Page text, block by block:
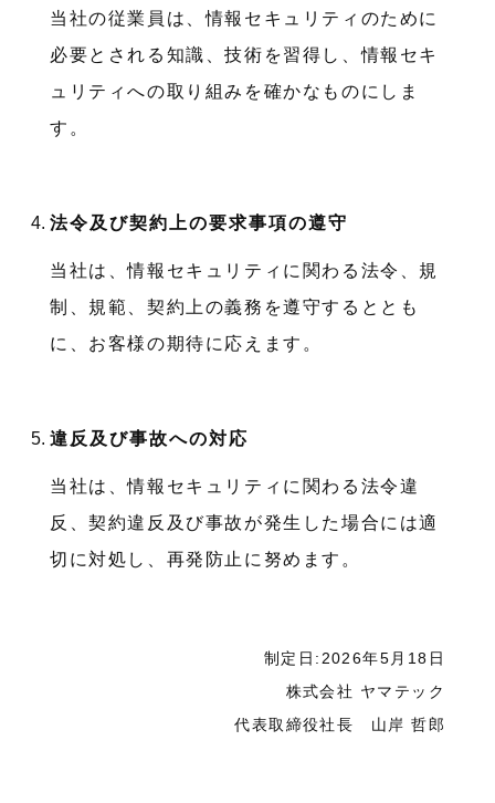
当社の従業員は、情報セキュリティのために
必要とされる知識、技術を習得し、情報セキ
ュリティへの取り組みを確かなものにしま
す。
法令及び契約上の要求事項の遵守
当社は、情報セキュリティに関わる法令、規
制、規範、契約上の義務を遵守するととも
に、お客様の期待に応えます。
違反及び事故への対応
当社は、情報セキュリティに関わる法令違
反、契約違反及び事故が発生した場合には適
切に対処し、再発防止に努めます。
制定日:2026年5月18日
株式会社 ヤマテック
代表取締役社長 山岸 哲郎